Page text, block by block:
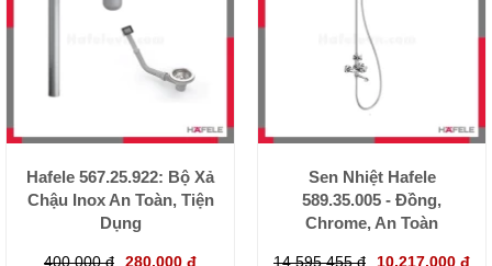
Hafele 567.25.922: Bộ Xả
Chậu Inox An Toàn, Tiện
Dụng
400.000 đ 280.000 đ
Sen Nhiệt Hafele
589.35.005 - Đồng,
Chrome, An Toàn
14.595.455 đ 10.217.000 đ